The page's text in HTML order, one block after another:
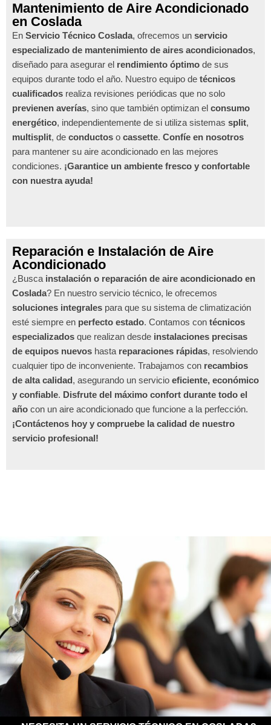
Mantenimiento de Aire Acondicionado
en Coslada
En Servicio Técnico Coslada, ofrecemos un servicio
especializado de mantenimiento de aires acondicionados,
diseñado para asegurar el rendimiento óptimo de sus
equipos durante todo el año. Nuestro equipo de técnicos
cualificados realiza revisiones periódicas que no solo
previenen averías, sino que también optimizan el consumo
energético, independientemente de si utiliza sistemas split,
multisplit, de conductos o cassette. Confíe en nosotros
para mantener su aire acondicionado en las mejores
condiciones. ¡Garantice un ambiente fresco y confortable
con nuestra ayuda!
Reparación e Instalación de Aire
Acondicionado
¿Busca instalación o reparación de aire acondicionado en
Coslada? En nuestro servicio técnico, le ofrecemos
soluciones integrales para que su sistema de climatización
esté siempre en perfecto estado. Contamos con técnicos
especializados que realizan desde instalaciones precisas
de equipos nuevos hasta reparaciones rápidas, resolviendo
cualquier tipo de inconveniente. Trabajamos con recambios
de alta calidad, asegurando un servicio eficiente, económico
y confiable. Disfrute del máximo confort durante todo el
año con un aire acondicionado que funcione a la perfección.
¡Contáctenos hoy y compruebe la calidad de nuestro
servicio profesional!